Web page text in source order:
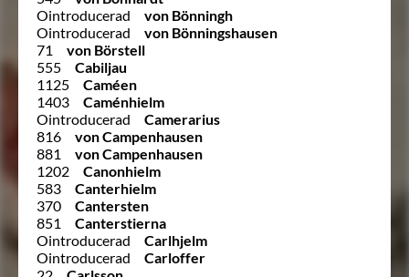
Ointroducerad
von Bönningh
Ointroducerad
von Bönningshausen
71
von Börstell
555
Cabiljau
1125
Caméen
1403
Caménhielm
Ointroducerad
Camerarius
816
von Campenhausen
881
von Campenhausen
1202
Canonhielm
583
Canterhielm
370
Cantersten
851
Canterstierna
Ointroducerad
Carlhjelm
Ointroducerad
Carloffer